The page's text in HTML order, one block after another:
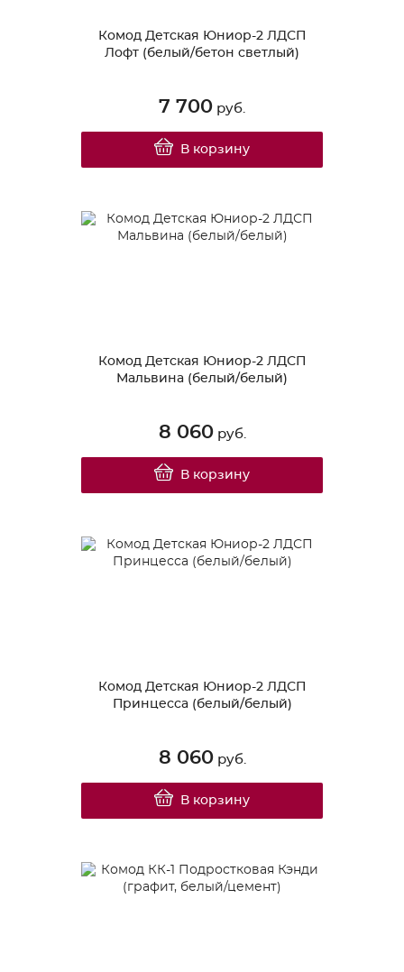
Комод Детская Юниор-2 ЛДСП
Лофт (белый/бетон светлый)
7 700 руб.
В корзину
Комод Детская Юниор-2 ЛДСП
Мальвина (белый/белый)
8 060руб.
В корзину
Комод Детская Юниор-2 ЛДСП
Принцесса (белый/белый)
8 060руб.
В корзину